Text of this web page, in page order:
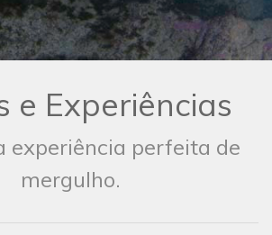
e Experiências
experiência perfeita de
mergulho.